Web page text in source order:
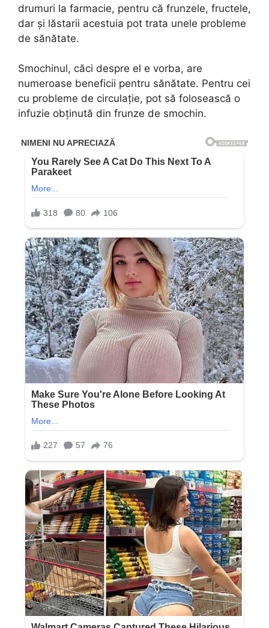
drumuri la farmacie, pentru că frunzele, fructele,
dar și lăstarii acestuia pot trata unele probleme
de sănătate.
Smochinul, căci despre el e vorba, are
numeroase beneficii pentru sănătate. Pentru cei
cu probleme de circulație, pot să folosească o
infuzie obținută din frunze de smochin.